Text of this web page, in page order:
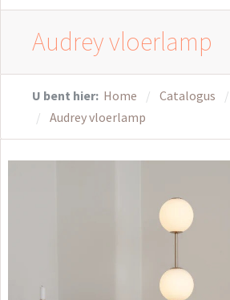
Audrey vloerlamp
U bent hier: Home Catalogus
Audrey vloerlamp